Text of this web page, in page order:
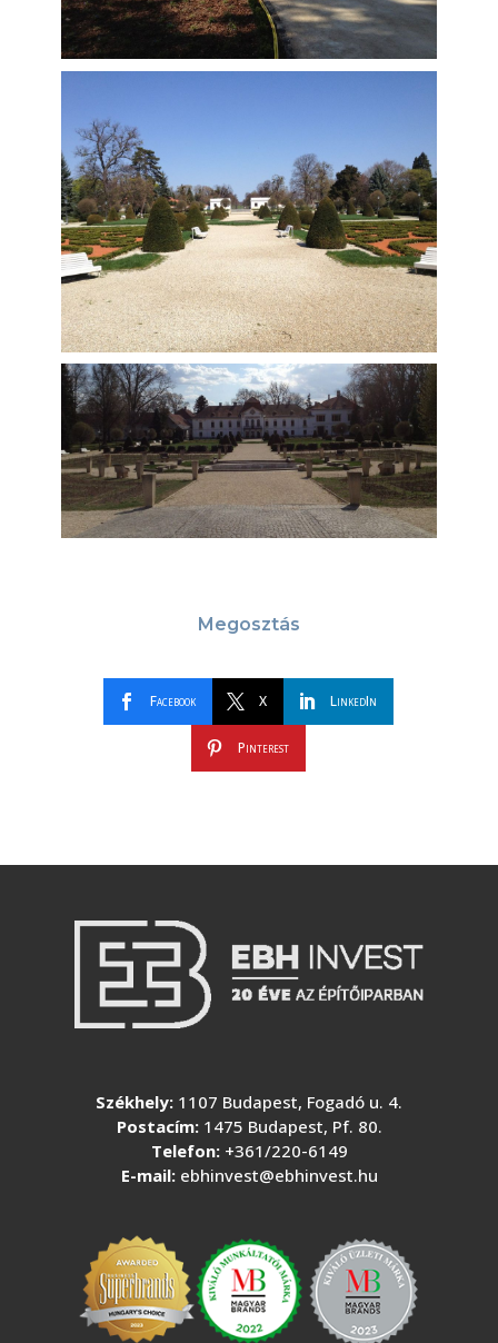
Megosztás
Facebook X LinkedIn
Pinterest
Székhely: 1107 Budapest, Fogadó u. 4.
Postacím:1475 Budapest, Pf. 80.
Telefon: +361/220-6149
E-mail: ebhinvest@ebhinvest.hu